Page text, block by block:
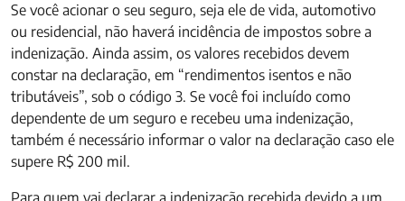
Se você acionar o seu seguro, seja ele de vida, automotivo
ou residencial, não haverá incidência de impostos sobre a
indenização. Ainda assim, os valores recebidos devem
constar na declaração, em “rendimentos isentos e não
tributáveis”, sob o código 3. Se você foi incluído como
dependente de um seguro e recebeu uma indenização,
também é necessário informar o valor na declaração caso ele
supere R$ 200 mil.
Para quem vai declarar a indenização recebida devido a um